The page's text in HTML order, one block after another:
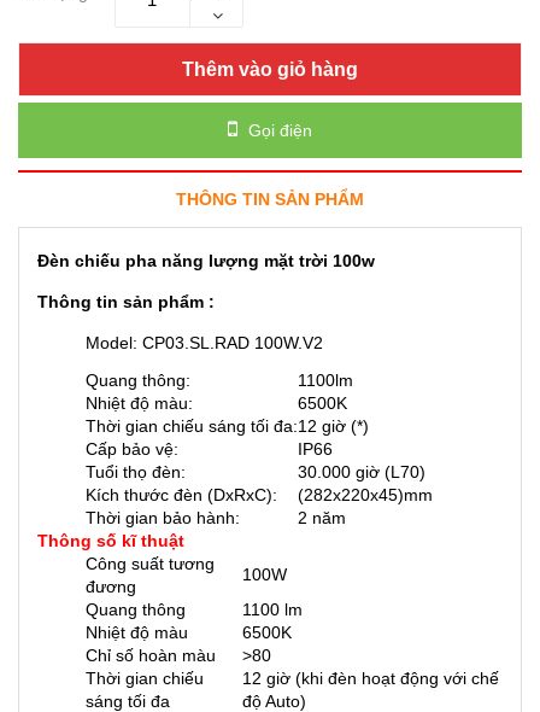
Thêm vào giỏ hàng
Gọi điện
THÔNG TIN SẢN PHẨM
Đèn chiếu pha năng lượng mặt trời 100w
Thông tin sản phẩm :
Model: CP03.SL.RAD 100W.V2
Quang thông:
1100lm
Nhiệt độ màu:
6500K
Thời gian chiếu sáng tối đa:12 giờ (*)
Cấp bảo vệ:
IP66
Tuổi thọ đèn:
30.000 giờ (L70)
Kích thước đèn (DxRxC):
(282x220x45)mm
Thời gian bảo hành:
2 năm
Thông số kĩ thuật
Công suất tương
đương
100W
Quang thông
1100 lm
Nhiệt độ màu
6500K
Chỉ số hoàn màu
>80
Thời gian chiếu
sáng tối đa
12 giờ (khi đèn hoạt động với chế
độ Auto)